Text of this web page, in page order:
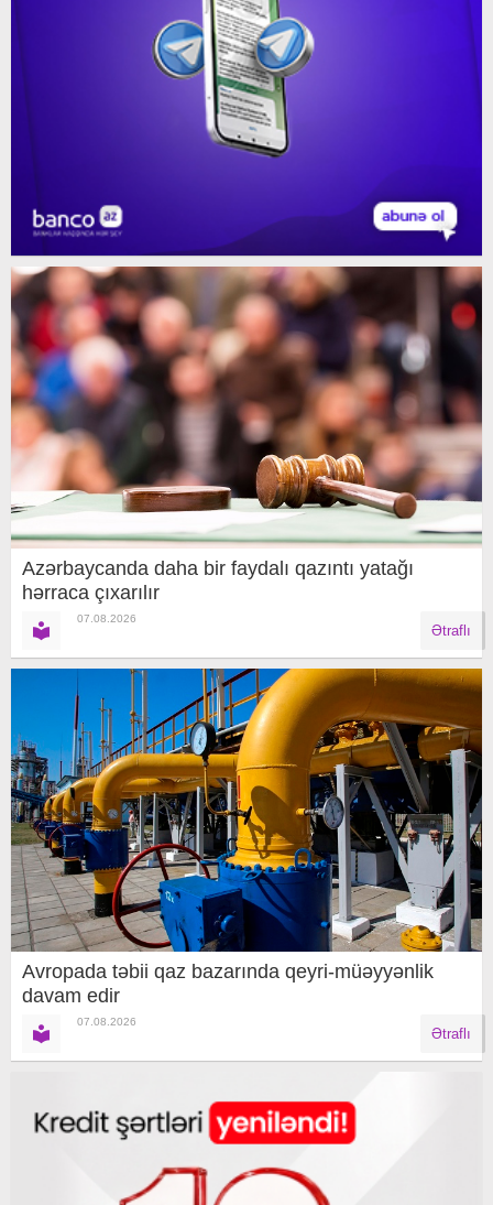
Azərbaycanda daha bir faydalı qazıntı yatağı
hərraca çıxarılır
07.08.2026
Ətraflı
Avropada təbii qaz bazarında qeyri-müəyyənlik
davam edir
07.08.2026
Ətraflı